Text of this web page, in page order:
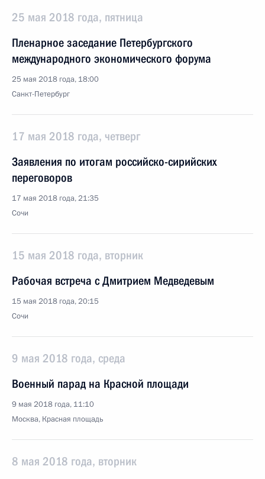
25 мая 2018 года, пятница
Пленарное заседание Петербургского
международного экономического форума
25 мая 2018 года, 18:00
Санкт-Петербург
17 мая 2018 года, четверг
Заявления по итогам российско-сирийских
переговоров
17 мая 2018 года, 21:35
Сочи
15 мая 2018 года, вторник
Рабочая встреча с Дмитрием Медведевым
15 мая 2018 года, 20:15
Сочи
9 мая 2018 года, среда
Военный парад на Красной площади
9 мая 2018 года, 11:10
Москва, Красная площадь
8 мая 2018 года, вторник